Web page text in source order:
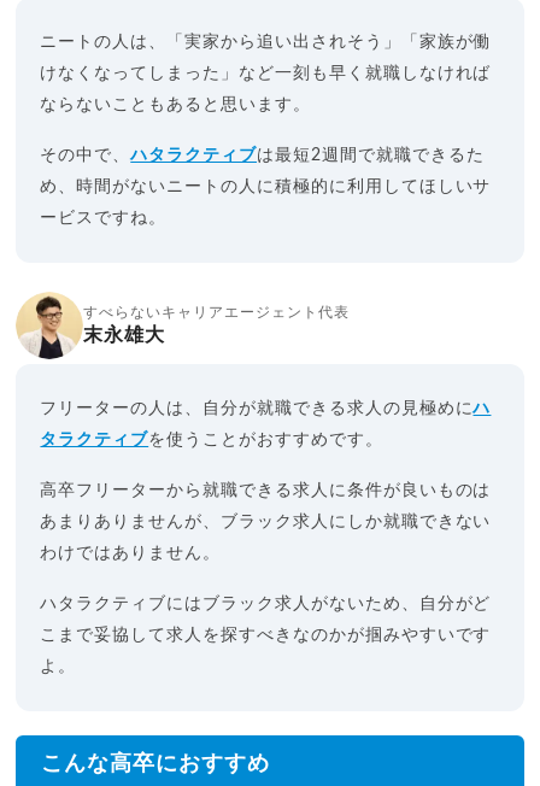
ニートの人は、「実家から追い出されそう」「家族が働
けなくなってしまった」など一刻も早く就職しなければ
ならないこともあると思います。
その中で、ハタラクティブは最短2週間で就職できるた
め、時間がないニートの人に積極的に利用してほしいサ
ービスですね。
すべらないキャリアエージェント代表
末永雄大
フリーターの人は、自分が就職できる求人の見極めにハ
タラクティブを使うことがおすすめです。
高卒フリーターから就職できる求人に条件が良いものは
あまりありませんが、ブラック求人にしか就職できない
わけではありません。
ハタラクティブにはブラック求人がないため、自分がど
こまで妥協して求人を探すべきなのかが掴みやすいです
よ。
こんな高卒におすすめ